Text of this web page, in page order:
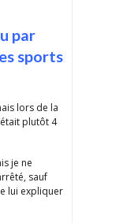
par
sports
lors de la
plutôt 4
je ne
sauf
lui expliquer